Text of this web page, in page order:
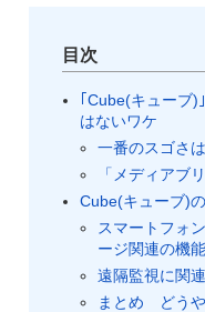
目次
｢Cube(キューブ
はないワケ
一番のスゴさ
「メディアブ
Cube(キューブ)
スマートフォ
ージ関連の機能
遠隔監視に関
まとめ どう